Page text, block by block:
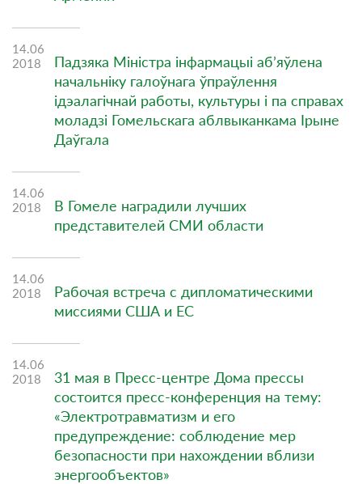
14.06
2018
Падзяка Міністра інфармацыі аб’яўлена
начальніку галоўнага ўпраўлення
ідэалагічнай работы, культуры і па справах
моладзі Гомельскага аблвыканкама Ірыне
Даўгала
14.06
2018
В Гомеле наградили лучших
представителей СМИ области
14.06
2018
Рабочая встреча с дипломатическими
миссиями США и ЕС
14.06
2018
31 мая в Пресс-центре Дома прессы
состоится пресс-конференция на тему:
«Электротравматизм и его
предупреждение: соблюдение мер
безопасности при нахождении вблизи
энергообъектов»